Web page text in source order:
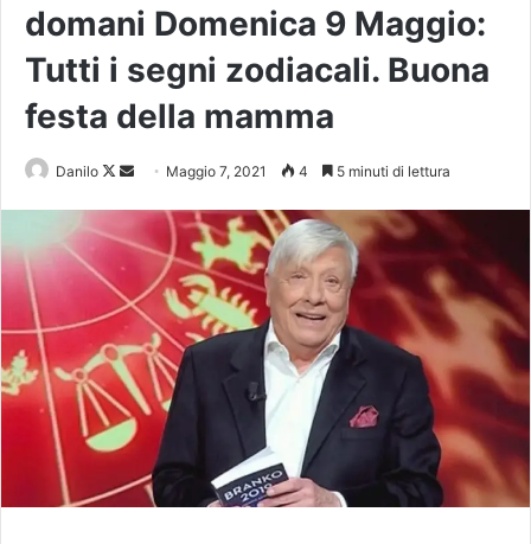
domani Domenica 9 Maggio:
Tutti i segni zodiacali. Buona
festa della mamma
Danilo Maggio 7, 2021 4 5 minuti di lettura